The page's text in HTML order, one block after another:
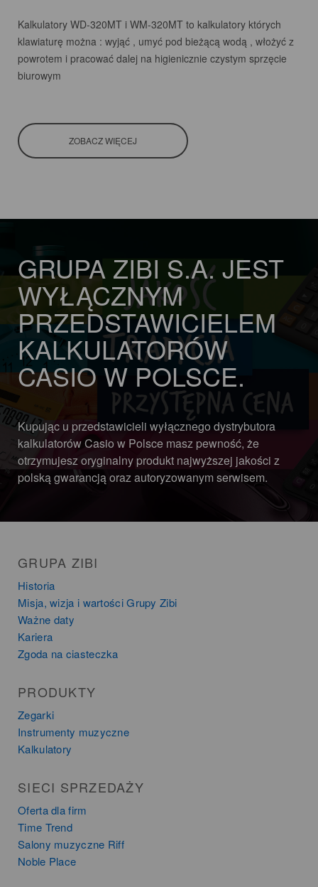
Kalkulatory WD-320MT i WM-320MT to kalkulatory których
klawiaturę można : wyjąć , umyć pod bieżącą wodą , włożyć z
powrotem i pracować dalej na higienicznie czystym sprzęcie
biurowym
ZOBACZ WIĘCEJ
GRUPA ZIBI S.A. JEST
WYŁĄCZNYM
PRZEDSTAWICIELEM
KALKULATORÓW
CASIO W POLSCE.
Kupując u przedstawicieli wyłącznego dystrybutora
kalkulatorów Casio w Polsce masz pewność, że
otrzymujesz oryginalny produkt najwyższej jakości z
polską gwarancją oraz autoryzowanym serwisem.
GRUPA ZIBI
Historia
Misja, wizja i wartości Grupy Zibi
Ważne daty
Kariera
Zgoda na ciasteczka
PRODUKTY
Zegarki
Instrumenty muzyczne
Kalkulatory
SIECI SPRZEDAŻY
Oferta dla firm
Time Trend
Salony muzyczne Riff
Noble Place